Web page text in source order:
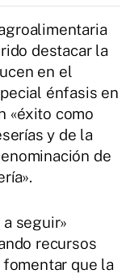
destacar la
en el
énfasis en
«éxito como
y de la
de
seguir»
recursos
que la